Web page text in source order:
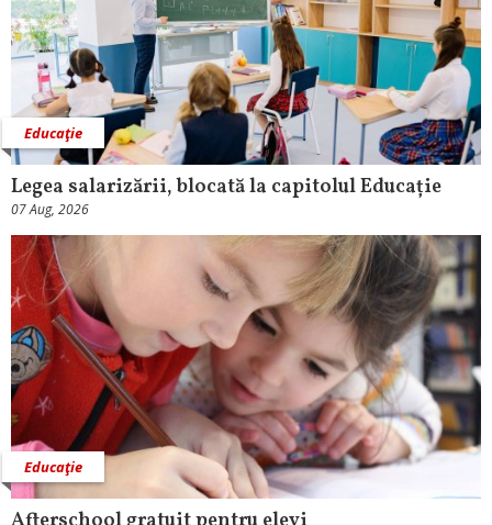
Educaţie
Legea salarizării, blocată la capitolul Educație
07 Aug, 2026
Educaţie